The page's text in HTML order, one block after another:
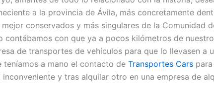
a la provincia de Ávila, más concretamente
conservados y más singulares de la Comunidad
contábamos con que ya a pocos kilómetros de
de transportes de vehículos para que lo llevasen a
a mano el contacto de Transportes Cars
y tras alquilar otro en una empresa de